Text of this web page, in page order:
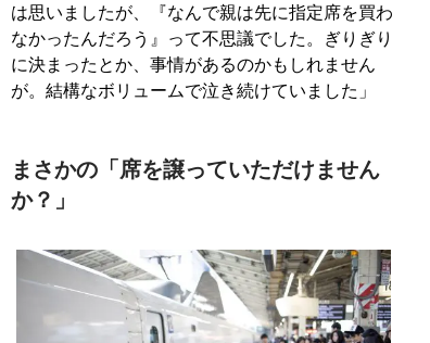
は思いましたが、『なんで親は先に指定席を買わ
なかったんだろう』って不思議でした。ぎりぎり
に決まったとか、事情があるのかもしれません
が。結構なボリュームで泣き続けていました」
まさかの「席を譲っていただけません
か？」